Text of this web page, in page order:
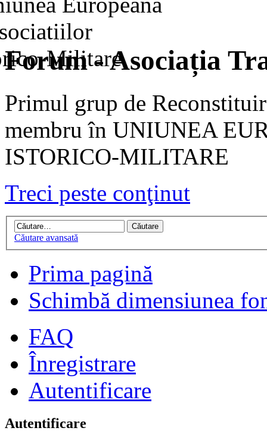
Forum - Asociația
Primul grup de
membru în UNIUNEA
ISTORICO-MILITARE
Treci peste conţinut
Căutare avansată
Prima pagină
Schimbă dimensiunea
FAQ
Înregistrare
Autentificare
Autentificare